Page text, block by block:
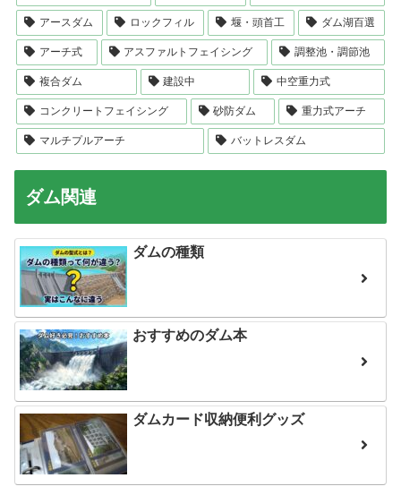
アースダム ロックフィル 堰・頭首工 ダム湖百選
アーチ式 アスファルトフェイシング 調整池・調節池
複合ダム 建設中 中空重力式
コンクリートフェイシング 砂防ダム 重力式アーチ
マルチプルアーチ バットレスダム
ダム関連
ダムの種類
おすすめのダム本
ダムカード収納便利グッズ